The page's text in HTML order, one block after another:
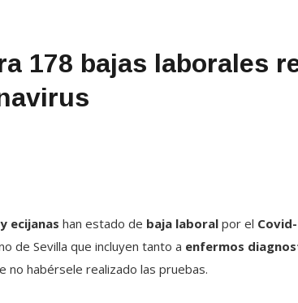
178 bajas laborales
ecijanas han estado de baja laboral por el
de Sevilla que incluyen tanto a enfermos
no habérsele realizado las pruebas.